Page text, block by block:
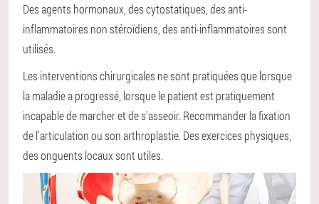
Des agents hormonaux, des cytostatiques, des anti-
inflammatoires non stéroïdiens, des anti-inflammatoires sont
utilisés.
Les interventions chirurgicales ne sont pratiquées que lorsque
la maladie a progressé, lorsque le patient est pratiquement
incapable de marcher et de s'asseoir. Recommander la fixation
de l'articulation ou son arthroplastie. Des exercices physiques,
des onguents locaux sont utiles.